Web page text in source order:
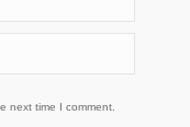
next time I comment.